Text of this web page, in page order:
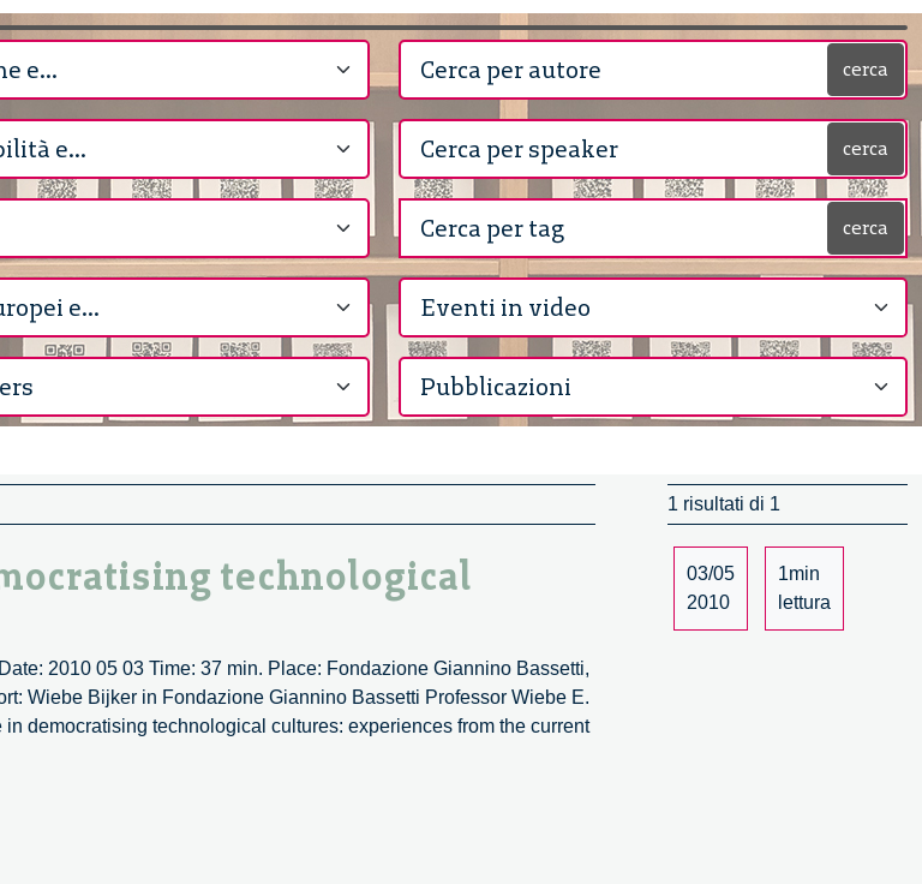
cerca
cerca
cerca
1 risultati di 1
technological
2010 05 03 Time: 37 min. Place: Fondazione Giannino Bassetti,
Wiebe Bijker in Fondazione Giannino Bassetti Professor Wiebe E.
democratising technological cultures: experiences from the current
03/05
2010
1min
lettura